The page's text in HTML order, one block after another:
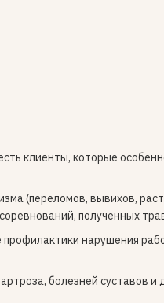
клиенты, которые
(переломов, вывихов,
полученных
нарушения
болезней суставов и